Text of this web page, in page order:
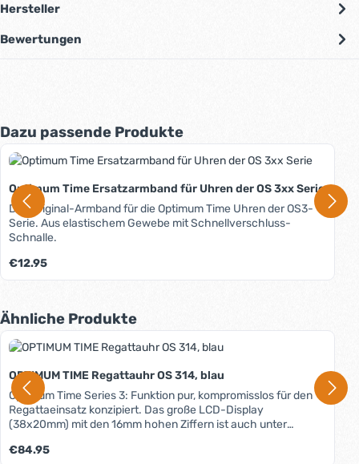
Hersteller
Bewertungen
Produktgalerie überspringen
Dazu passende Produkte
Optimum Time Ersatzarmband für Uhren der OS 3xx Serie
Das Original-Armband für die Optimum Time Uhren der OS3-
Serie. Aus elastischem Gewebe mit Schnellverschluss-
Schnalle.
Regulärer Preis:
€12.95
Produktgalerie überspringen
Ähnliche Produkte
OPTIMUM TIME Regattauhr OS 314, blau
Optimum Time Series 3: Funktion pur, kompromisslos für den
Regattaeinsatz konzipiert. Das große LCD-Display
(38x20mm) mit den 16mm hohen Ziffern ist auch unter
sich auf der Oberseite des Gehäuses. Dadurch wird ein
Regulärer Preis:
€84.95